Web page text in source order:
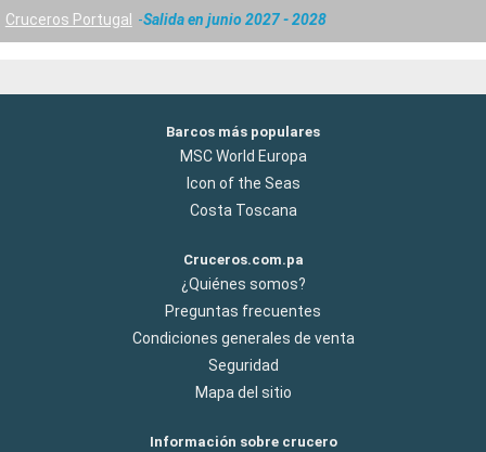
Cruceros Portugal
Salida en junio 2027 - 2028
Barcos más populares
MSC World Europa
Icon of the Seas
Costa Toscana
Cruceros.com.pa
¿Quiénes somos?
Preguntas frecuentes
Condiciones generales de venta
Seguridad
Mapa del sitio
Información sobre crucero